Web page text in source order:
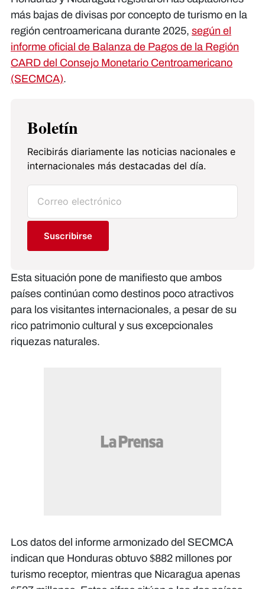
más bajas de divisas por concepto de turismo en la
región centroamericana durante 2025, según el
informe oficial de Balanza de Pagos de la Región
CARD del Consejo Monetario Centroamericano
(SECMCA).
Boletín
Recibirás diariamente las noticias nacionales e
internacionales más destacadas del día.
Suscribirse
Esta situación pone de manifiesto que ambos
países continúan como destinos poco atractivos
para los visitantes internacionales, a pesar de su
rico patrimonio cultural y sus excepcionales
riquezas naturales.
Los datos del informe armonizado del SECMCA
indican que Honduras obtuvo $882 millones por
turismo receptor, mientras que Nicaragua apenas